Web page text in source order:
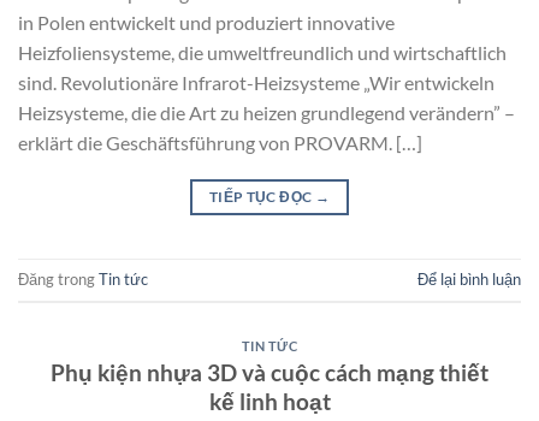
in Polen entwickelt und produziert innovative
Heizfoliensysteme, die umweltfreundlich und wirtschaftlich
sind. Revolutionäre Infrarot-Heizsysteme „Wir entwickeln
Heizsysteme, die die Art zu heizen grundlegend verändern” –
erklärt die Geschäftsführung von PROVARM. […]
TIẾP TỤC ĐỌC →
Đăng trongTin tức Để lại bình luận
TIN TỨC
Phụ kiện nhựa 3D và cuộc cách mạng thiết
kế linh hoạt